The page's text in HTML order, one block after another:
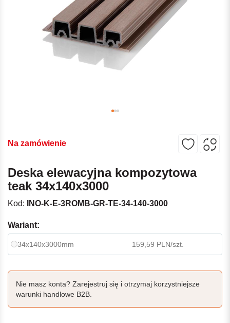
Na zamówienie
Deska elewacyjna kompozytowa
teak 34x140x3000
Kod: INO-K-E-3ROMB-GR-TE-34-140-3000
Wariant:
34x140x3000mm 159,59 PLN/szt.
Nie masz konta? Zarejestruj się i otrzymaj korzystniejsze
warunki handlowe B2B.